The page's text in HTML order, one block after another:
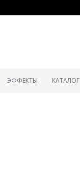
ЭФФЕКТЫ КАТАЛОГ